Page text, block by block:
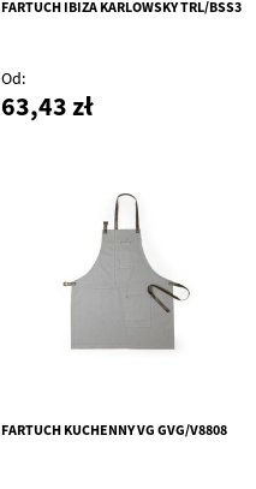
FARTUCH IBIZA KARLOWSKY TRL/BSS3
Od
63,43 zł
FARTUCH KUCHENNY VG GVG/V8808